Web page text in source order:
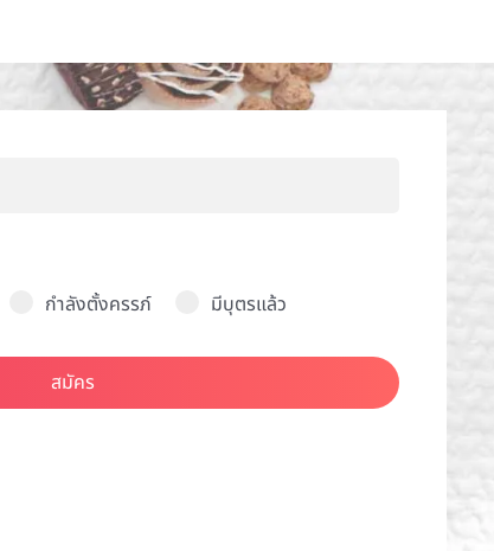
กำลังตั้งครรภ์ มีบุตรแล้ว
สมัคร